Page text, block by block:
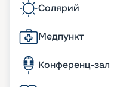
Солярий
Медпункт
Конференц-зал